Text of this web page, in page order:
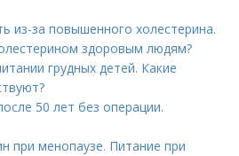
из-за повышенного холестерина.
здоровым людям?
грудных детей. Какие
50 лет без операции.
при менопаузе. Питание при